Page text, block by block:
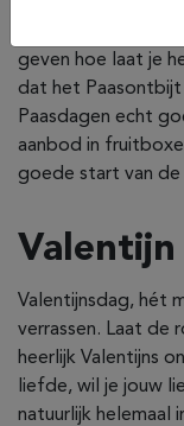
geven hoe laat je
dat het
Paasdagen echt
aanbod in
goede start van de
Valentijnsdag, hét
verrassen. Laat de
heerlijk Valentijns
liefde, wil je jouw
natuurlijk helemaal